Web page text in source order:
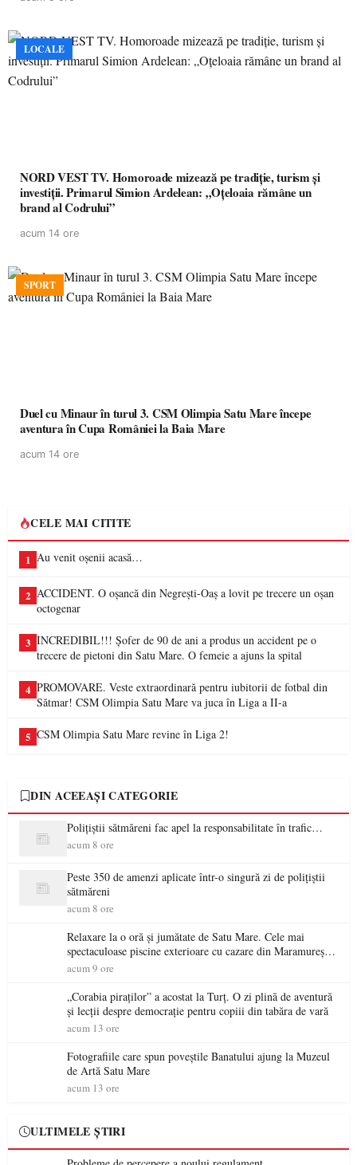
LOCALE
NORD VEST TV. Homoroade mizează pe tradiție, turism și
investiții. Primarul Simion Ardelean: „Oțeloaia rămâne un
brand al Codrului”
acum 14 ore
SPORT
Duel cu Minaur în turul 3. CSM Olimpia Satu Mare începe
aventura în Cupa României la Baia Mare
acum 14 ore
CELE MAI CITITE
1 Au venit oșenii acasă…
2 ACCIDENT. O oșancă din Negrești-Oaș a lovit pe trecere un oșan
octogenar
3 INCREDIBIL!!! Șofer de 90 de ani a produs un accident pe o
trecere de pietoni din Satu Mare. O femeie a ajuns la spital
4 PROMOVARE. Veste extraordinară pentru iubitorii de fotbal din
Sătmar! CSM Olimpia Satu Mare va juca în Liga a II-a
5 CSM Olimpia Satu Mare revine în Liga 2!
DIN ACEEAȘI CATEGORIE
Polițiștii sătmăreni fac apel la responsabilitate în trafic…
acum 8 ore
Peste 350 de amenzi aplicate într-o singură zi de polițiștii
sătmăreni
acum 8 ore
Relaxare la o oră și jumătate de Satu Mare. Cele mai
spectaculoase piscine exterioare cu cazare din Maramureș,
ideale pentru o escapadă de vară
acum 9 ore
„Corabia piraților” a acostat la Turț. O zi plină de aventură
și lecții despre democrație pentru copiii din tabăra de vară
acum 13 ore
Fotografiile care spun poveștile Banatului ajung la Muzeul
de Artă Satu Mare
acum 13 ore
ULTIMELE ȘTIRI